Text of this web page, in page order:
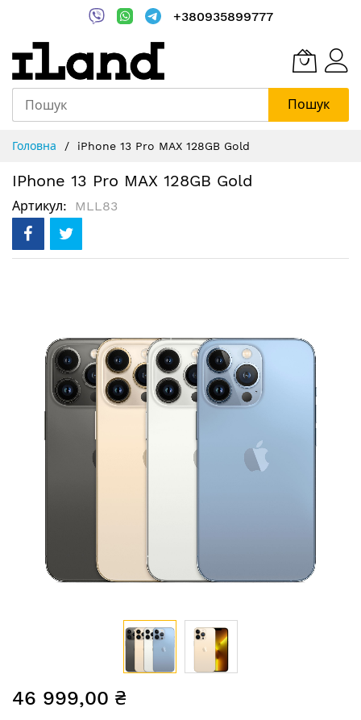
+380935899777
Пошук
Content
Головна iPhone 13 Pro MAX 128GB Gold
IPhone 13 Pro MAX 128GB Gold
Артикул MLL83
галереї
зображень
до
46 999,00 ₴